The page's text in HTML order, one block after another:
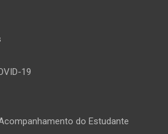
19
do Estudante